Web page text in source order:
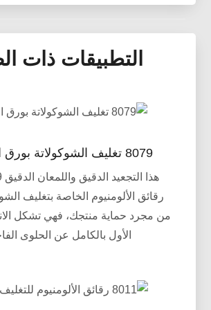
التي تم تصنيعها بنمط من الثقوب
في جميع أنحاء المادة.
التطبيقات ذات
8079 تغليف الشوكولاتة بورق الألمنيوم
رقائق الألومنيوم الخاصة بتغليف
من مجرد حماية منتجك، فهي تشكل
الأول بالكامل عن الحلوى